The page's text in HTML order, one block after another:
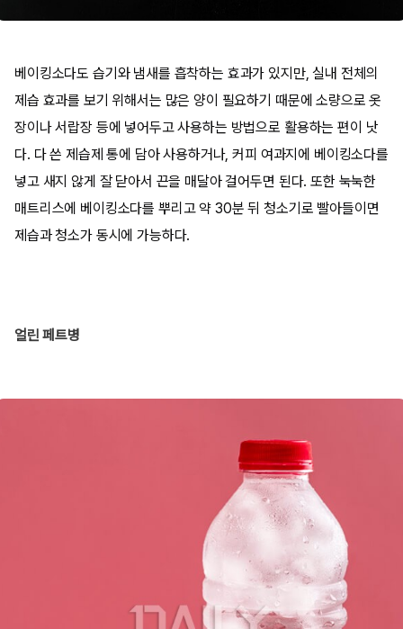
베이킹소다도 습기와 냄새를 흡착하는 효과가 있지만, 실내 전체의
제습 효과를 보기 위해서는 많은 양이 필요하기 때문에 소량으로 옷
장이나 서랍장 등에 넣어두고 사용하는 방법으로 활용하는 편이 낫
다. 다 쓴 제습제 통에 담아 사용하거나, 커피 여과지에 베이킹소다를
넣고 새지 않게 잘 닫아서 끈을 매달아 걸어두면 된다. 또한 눅눅한
매트리스에 베이킹소다를 뿌리고 약 30분 뒤 청소기로 빨아들이면
제습과 청소가 동시에 가능하다.
얼린 페트병